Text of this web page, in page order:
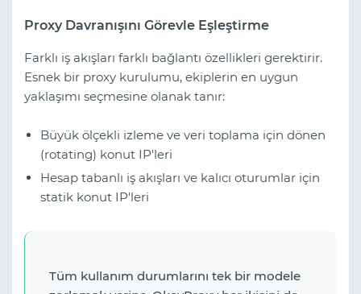
Proxy Davranışını Görevle Eşleştirme
Farklı iş akışları farklı bağlantı özellikleri gerektirir.
Esnek bir proxy kurulumu, ekiplerin en uygun
yaklaşımı seçmesine olanak tanır:
Büyük ölçekli izleme ve veri toplama için dönen
(rotating) konut IP'leri
Hesap tabanlı iş akışları ve kalıcı oturumlar için
statik konut IP'leri
Tüm kullanım durumlarını tek bir modele